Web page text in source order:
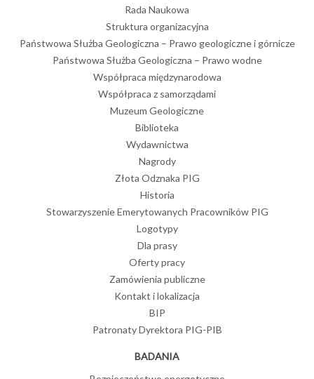
Rada Naukowa
Struktura organizacyjna
Państwowa Służba Geologiczna – Prawo geologiczne i górnicze
Państwowa Służba Geologiczna – Prawo wodne
Współpraca międzynarodowa
Współpraca z samorządami
Muzeum Geologiczne
Biblioteka
Wydawnictwa
Nagrody
Złota Odznaka PIG
Historia
Stowarzyszenie Emerytowanych Pracowników PIG
Logotypy
Dla prasy
Oferty pracy
Zamówienia publiczne
Kontakt i lokalizacja
BIP
Patronaty Dyrektora PIG-PIB
BADANIA